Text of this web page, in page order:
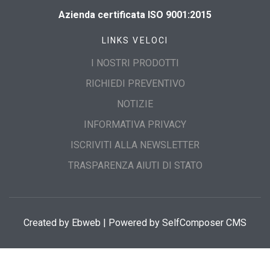
Azienda certificata ISO 9001:2015
LINKS VELOCI
I NOSTRI PRODOTTI
RICHIEDI PREVENTIVO
NOTIZIE
INFORMATIVA PRIVACY
ISCRIVITI ALLA NEWSLETTER
TRASPARENZA AIUTI DI STATO
Created by Ebweb | Powered by SelfComposer CMS